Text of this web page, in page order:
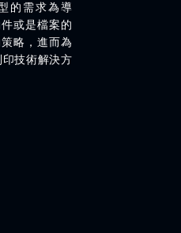
的需求為導
或是檔案的
略，進而為
技術解決方